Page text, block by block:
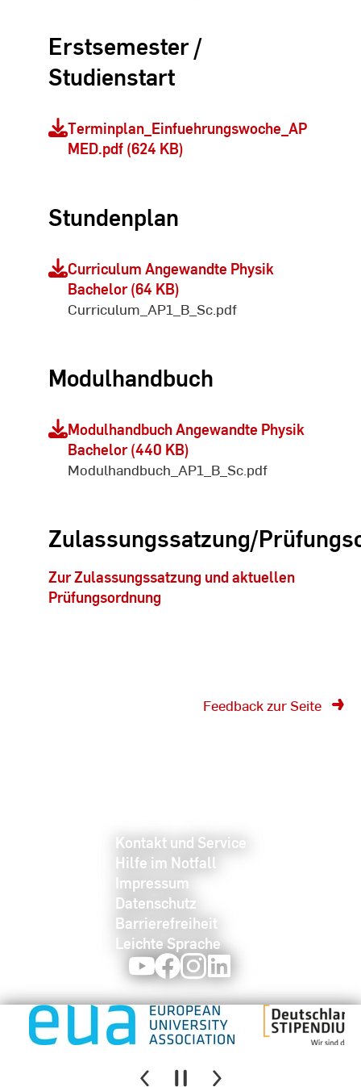
Erstsemester /
Studienstart
Terminplan_Einfuehrungswoche_AP
MED.pdf (624 KB)
Stundenplan
Curriculum Angewandte Physik
Bachelor (64 KB)
Curriculum_AP1_B_Sc.pdf
Modulhandbuch
Modulhandbuch Angewandte Physik
Bachelor (440 KB)
Modulhandbuch_AP1_B_Sc.pdf
Zulassungssatzung/
Zur Zulassungssatzung und aktuellen
Prüfungsordnung
Feedback zur Seite
Kontakt und Service
Hilfe im Notfall
Impressum
Datenschutz
Barrierefreiheit
Leichte Sprache
YoutubeFacebookInstagram